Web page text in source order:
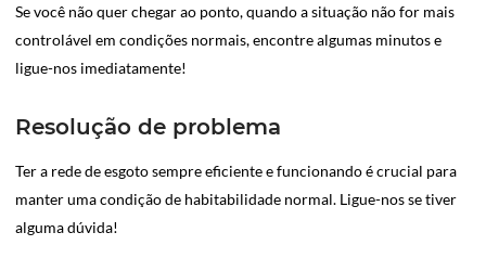
Se você não quer chegar ao ponto, quando a situação não for mais
controlável em condições normais, encontre algumas minutos e
ligue-nos imediatamente!
Resolução de problema
Ter a rede de esgoto sempre eficiente e funcionando é crucial para
manter uma condição de habitabilidade normal. Ligue-nos se tiver
alguma dúvida!